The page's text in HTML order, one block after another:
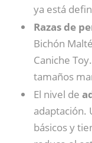
ya está
Razas de
Bichón
Caniche
tamaños
El nivel de
adaptación.
básicos y